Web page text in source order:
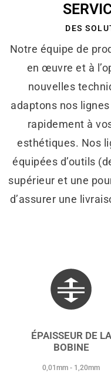
DES
Notre équipe de
en œuvre et à
nouvelles
adaptons nos
rapidement à
esthétiques. Nos
équipées d’outils
supérieur et une
d’assurer une
ÉPAISSEUR DE LA
BOBINE
0,01mm - 1,20mm